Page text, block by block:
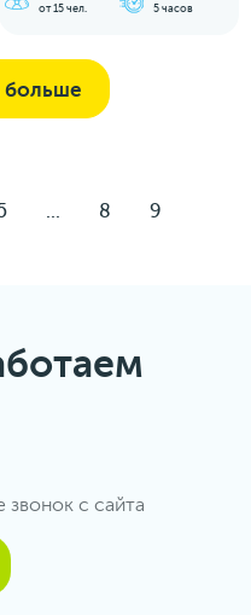
от 15 чел. 5 часов
больше
... 8 9
звонок с сайта